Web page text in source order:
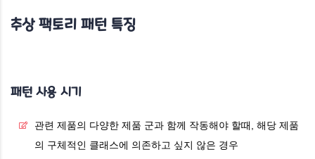
추상 팩토리 패턴 특징
패턴 사용 시기
관련 제품의 다양한 제품 군과 함께 작동해야 할때, 해당 제품
의 구체적인 클래스에 의존하고 싶지 않은 경우